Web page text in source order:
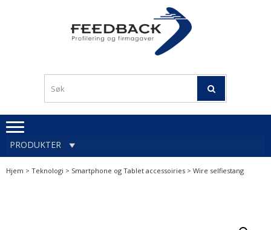
PRODUKTER
Hjem > Teknologi > Smartphone og Tablet accessoiries > Wire selfiestang